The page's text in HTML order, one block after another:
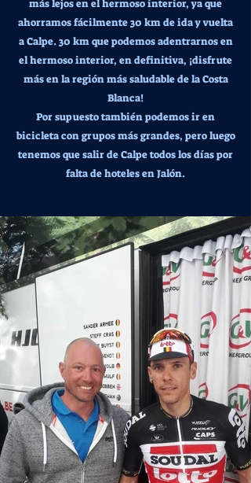
más lejos en el hermoso interior, ya que
ahorramos fácilmente 30 km de ida y vuelta
a Calpe. 30 km que podemos adentrarnos en
el hermoso interior, en definitiva, ¡disfrute
más en la región más saludable de la Costa
Blanca!
Por supuesto también podemos ir en
bicicleta con grupos más grandes, pero luego
tenemos que salir de Calpe todos los días por
falta de hoteles en Jalón.